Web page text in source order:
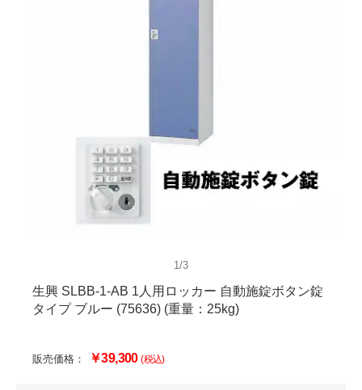
1/3
生興 SLBB-1-AB 1人用ロッカー 自動施錠ボタン錠
タイプ ブルー (75636) (重量：25kg)
販売価格： ￥39,300(税込)